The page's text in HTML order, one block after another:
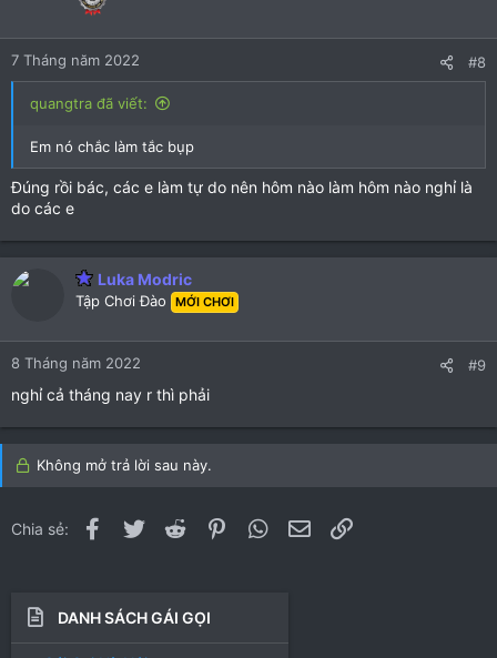
7 Tháng năm 2022 #8
quangtra đã viết:
Em nó chắc làm tắc bụp
Đúng rồi bác, các e làm tự do nên hôm nào làm hôm nào nghỉ là
do các e
Luka Modric
Tập Chơi Đào MỚI CHƠI
8 Tháng năm 2022 #9
nghỉ cả tháng nay r thì phải
Không mở trả lời sau này.
Chia sẻ: Facebook
Twitter Reddit PinterestWhatsApp
Email
DANH SÁCH GÁI GỌI